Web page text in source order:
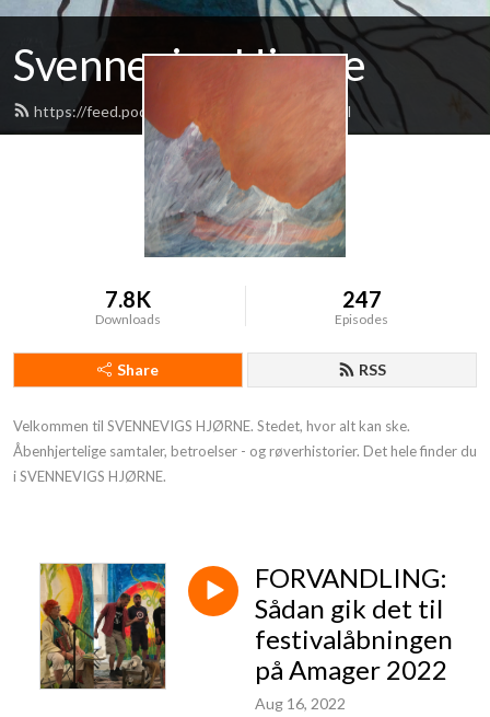
Svennevigs Hjørne
https://feed.podbean.com/svennevig/feed.xml
7.8K
Downloads
247
Episodes
Share RSS
Velkommen til SVENNEVIGS HJØRNE. Stedet, hvor alt kan ske.
Åbenhjertelige samtaler, betroelser - og røverhistorier. Det hele finder du
i SVENNEVIGS HJØRNE.
FORVANDLING:
Sådan gik det til
festivalåbningen
på Amager 2022
Aug 16, 2022